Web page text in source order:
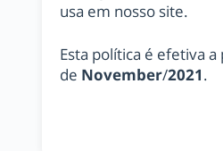
usa em nosso site.
Esta política é efetiva
de November/2021.